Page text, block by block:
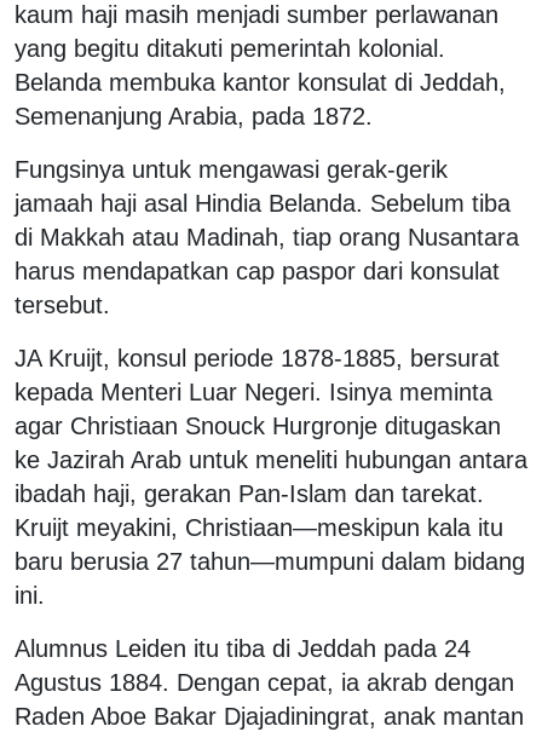
kaum haji masih menjadi sumber perlawanan
yang begitu ditakuti pemerintah kolonial.
Belanda membuka kantor konsulat di Jeddah,
Semenanjung Arabia, pada 1872.
Fungsinya untuk mengawasi gerak-gerik
jamaah haji asal Hindia Belanda. Sebelum tiba
di Makkah atau Madinah, tiap orang Nusantara
harus mendapatkan cap paspor dari konsulat
tersebut.
JA Kruijt, konsul periode 1878-1885, bersurat
kepada Menteri Luar Negeri. Isinya meminta
agar Christiaan Snouck Hurgronje ditugaskan
ke Jazirah Arab untuk meneliti hubungan antara
ibadah haji, gerakan Pan-Islam dan tarekat.
Kruijt meyakini, Christiaan—meskipun kala itu
baru berusia 27 tahun—mumpuni dalam bidang
ini.
Alumnus Leiden itu tiba di Jeddah pada 24
Agustus 1884. Dengan cepat, ia akrab dengan
Raden Aboe Bakar Djajadiningrat, anak mantan